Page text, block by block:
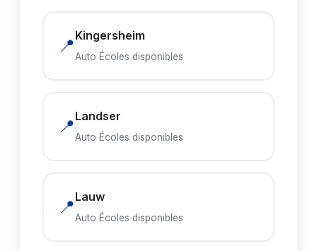
📍 Kingersheim
Auto Écoles disponibles
📍 Landser
Auto Écoles disponibles
📍 Lauw
Auto Écoles disponibles